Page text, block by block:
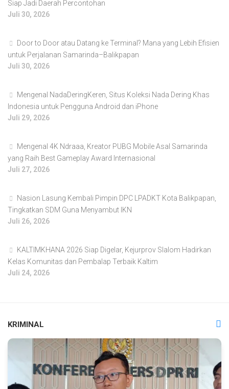
Siap Jadi Daerah Percontohan
Juli 30, 2026
Door to Door atau Datang ke Terminal? Mana yang Lebih Efisien
untuk Perjalanan Samarinda–Balikpapan
Juli 30, 2026
Mengenal NadaDeringKeren, Situs Koleksi Nada Dering Khas
Indonesia untuk Pengguna Android dan iPhone
Juli 29, 2026
Mengenal 4K Ndraaa, Kreator PUBG Mobile Asal Samarinda
yang Raih Best Gameplay Award Internasional
Juli 27, 2026
Nasion Lasung Kembali Pimpin DPC LPADKT Kota Balikpapan,
Tingkatkan SDM Guna Menyambut IKN
Juli 26, 2026
KALTIMKHANA 2026 Siap Digelar, Kejurprov Slalom Hadirkan
Kelas Komunitas dan Pembalap Terbaik Kaltim
Juli 24, 2026
KRIMINAL